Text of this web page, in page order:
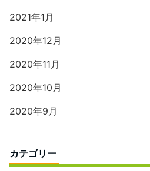
2021年1月
2020年12月
2020年11月
2020年10月
2020年9月
カテゴリー